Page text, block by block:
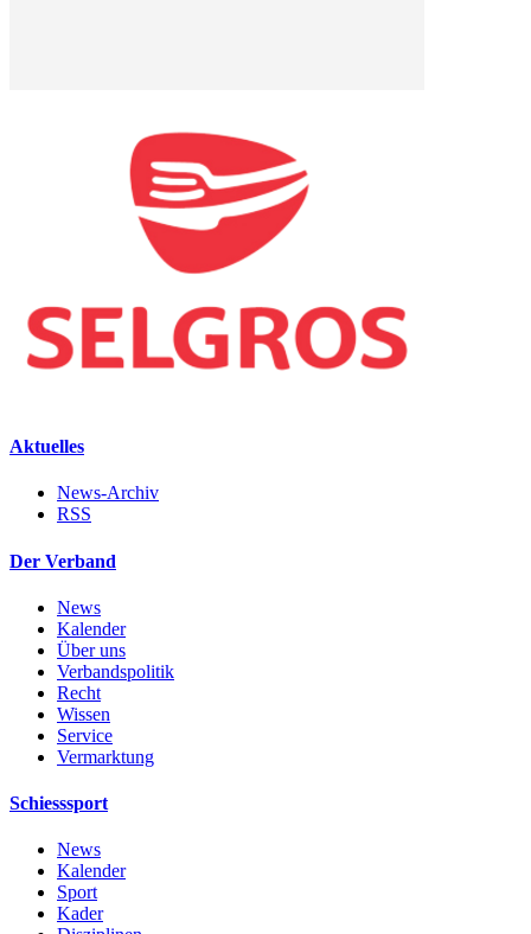
Aktuelles
News-Archiv
RSS
Der Verband
News
Kalender
Über uns
Verbandspolitik
Recht
Wissen
Service
Vermarktung
Schiesssport
News
Kalender
Sport
Kader